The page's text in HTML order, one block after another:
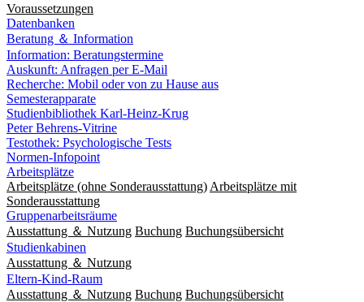
Voraussetzungen
Datenbanken
Beratung ＆ Information
Information: Beratungstermine
Auskunft: Anfragen per E-Mail
Recherche: Mobil oder von zu Hause aus
Semesterapparate
Studienbibliothek Karl-Heinz-Krug
Peter Behrens-Vitrine
Testothek: Psychologische Tests
Normen-Infopoint
Arbeitsplätze
Arbeitsplätze (ohne Sonderausstattung) Arbeitsplätze mit
Sonderausstattung
Gruppenarbeitsräume
Ausstattung ＆ Nutzung Buchung Buchungsübersicht
Studienkabinen
Ausstattung ＆ Nutzung
Eltern-Kind-Raum
Ausstattung ＆ Nutzung Buchung Buchungsübersicht